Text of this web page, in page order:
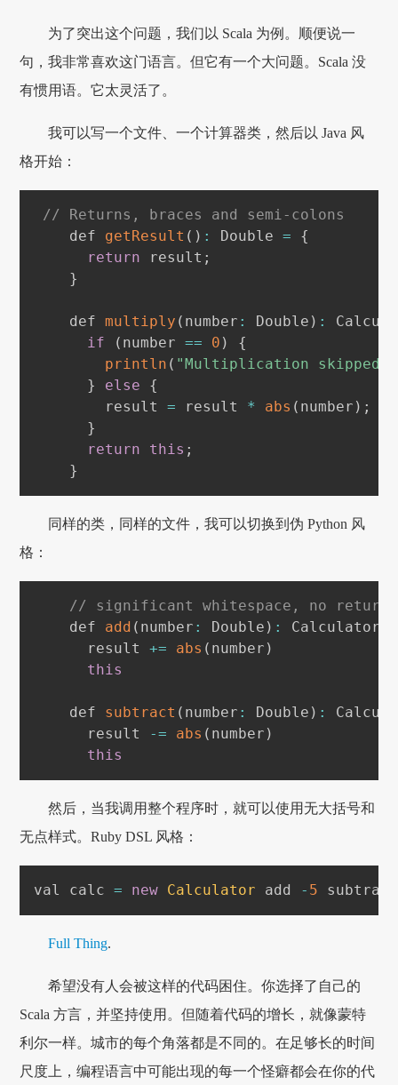
为了突出这个问题，我们以 Scala 为例。顺便说一
句，我非常喜欢这门语言。但它有一个大问题。Scala 没
有惯用语。它太灵活了。
我可以写一个文件、一个计算器类，然后以 Java 风
格开始：
// Returns, braces and semi-colons
    def
getResult ( ) : Double =
{
return result ;
}
    def
multiply ( number : Double ) :
if
( number == 0 )
{
println ( "Multiplication skipped:
}
else
{
        result
= result * abs ( number ) ;
}
return
this ;
}
同样的类，同样的文件，我可以切换到伪 Python 风
格：
// significant whitespace, no
    def
add ( number : Double ) : Calculator
      result
+= abs ( number )
this
    def
subtract ( number : Double ) :
      result
-= abs ( number )
this
然后，当我调用整个程序时，就可以使用无大括号和
无点样式。Ruby DSL 风格：
val calc = new Calculator add - 5
Full Thing.
希望没有人会被这样的代码困住。你选择了自己的
Scala 方言，并坚持使用。但随着代码的增长，就像蒙特
利尔一样。城市的每个角落都是不同的。在足够长的时间
尺度上，编程语言中可能出现的每一个怪癖都会在你的代